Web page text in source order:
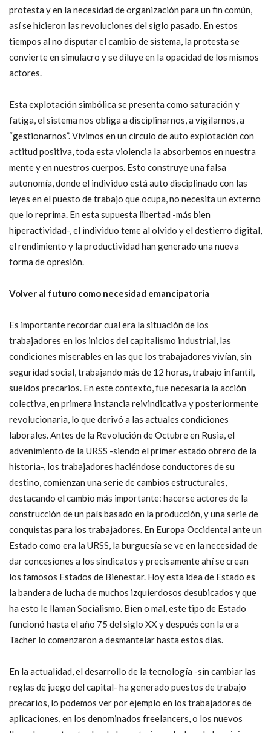
protesta y en la necesidad de organización para un fin común,
así se hicieron las revoluciones del siglo pasado. En estos
tiempos al no disputar el cambio de sistema, la protesta se
convierte en simulacro y se diluye en la opacidad de los mismos
actores.
Esta explotación simbólica se presenta como saturación y
fatiga, el sistema nos obliga a disciplinarnos, a vigilarnos, a
“gestionarnos”. Vivimos en un círculo de auto explotación con
actitud positiva, toda esta violencia la absorbemos en nuestra
mente y en nuestros cuerpos. Esto construye una falsa
autonomía, donde el individuo está auto disciplinado con las
leyes en el puesto de trabajo que ocupa, no necesita un externo
que lo reprima. En esta supuesta libertad -más bien
hiperactividad-, el individuo teme al olvido y el destierro digital,
el rendimiento y la productividad han generado una nueva
forma de opresión.
Volver al futuro como necesidad emancipatoria
Es importante recordar cual era la situación de los
trabajadores en los inicios del capitalismo industrial, las
condiciones miserables en las que los trabajadores vivían, sin
seguridad social, trabajando más de 12 horas, trabajo infantil,
sueldos precarios. En este contexto, fue necesaria la acción
colectiva, en primera instancia reivindicativa y posteriormente
revolucionaria, lo que derivó a las actuales condiciones
laborales. Antes de la Revolución de Octubre en Rusia, el
advenimiento de la URSS -siendo el primer estado obrero de la
historia-, los trabajadores haciéndose conductores de su
destino, comienzan una serie de cambios estructurales,
destacando el cambio más importante: hacerse actores de la
construcción de un país basado en la producción, y una serie de
conquistas para los trabajadores. En Europa Occidental ante un
Estado como era la URSS, la burguesía se ve en la necesidad de
dar concesiones a los sindicatos y precisamente ahí se crean
los famosos Estados de Bienestar. Hoy esta idea de Estado es
la bandera de lucha de muchos izquierdosos desubicados y que
ha esto le llaman Socialismo. Bien o mal, este tipo de Estado
funcionó hasta el año 75 del siglo XX y después con la era
Tacher lo comenzaron a desmantelar hasta estos días.
En la actualidad, el desarrollo de la tecnología -sin cambiar las
reglas de juego del capital- ha generado puestos de trabajo
precarios, lo podemos ver por ejemplo en los trabajadores de
aplicaciones, en los denominados freelancers, o los nuevos